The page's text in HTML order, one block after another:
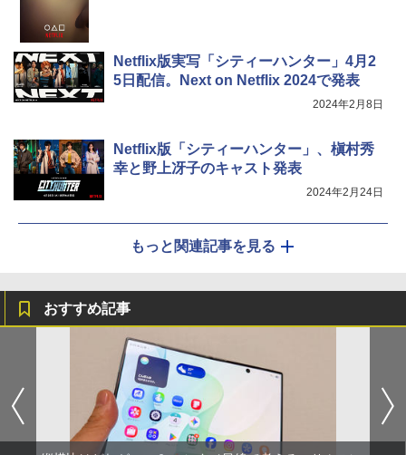
Netflix版実写「シティーハンター」4月2
5日配信。Next on Netflix 2024で発表
2024年2月8日
Netflix版「シティーハンター」、槇村秀
幸と野上冴子のキャスト発表
2024年2月24日
もっと関連記事を見る
おすすめ記事